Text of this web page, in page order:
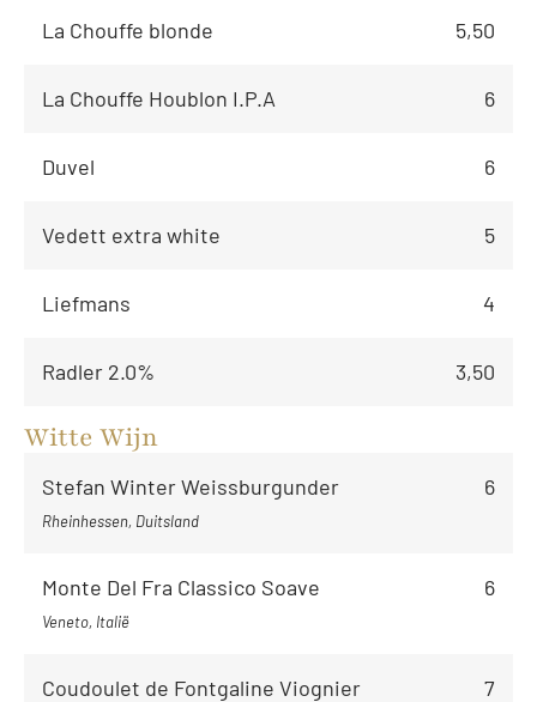
La Chouffe blonde 5,50
La Chouffe Houblon I.P.A 6
Duvel 6
Vedett extra white 5
Liefmans 4
Radler 2.0% 3,50
Witte Wijn
Stefan Winter Weissburgunder
Rheinhessen, Duitsland
6
Monte Del Fra Classico Soave
Veneto, Italië
6
Coudoulet de Fontgaline Viognier 7